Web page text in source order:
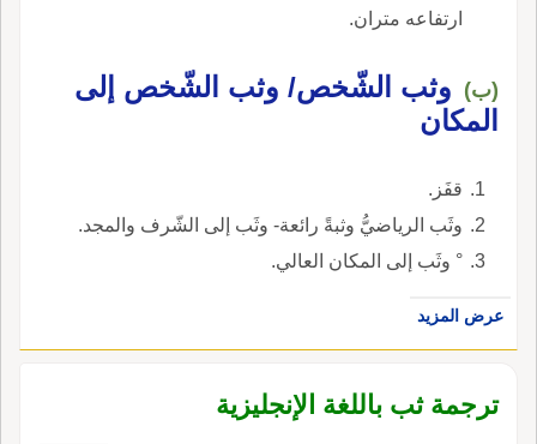
ارتفاعه متران.
(ب) وثب الشّخص/ وثب الشّخص إلى
المكان
قفَز.
وثَب الرياضيُّ وثبةً رائعة- وثَب إلى الشّرف والمجد.
° وثَب إلى المكان العالي.
عرض المزيد
ترجمة ثب باللغة الإنجليزية